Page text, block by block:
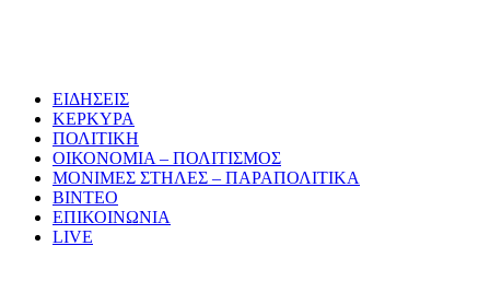
ΕΙΔΗΣΕΙΣ
ΚΕΡΚΥΡΑ
ΠΟΛΙΤΙΚΗ
ΟΙΚΟΝΟΜΙΑ – ΠΟΛΙΤΙΣΜΟΣ
ΜΟΝΙΜΕΣ ΣΤΗΛΕΣ – ΠΑΡΑΠΟΛΙΤΙΚΑ
ΒΙΝΤΕΟ
ΕΠΙΚΟΙΝΩΝΙΑ
LIVE